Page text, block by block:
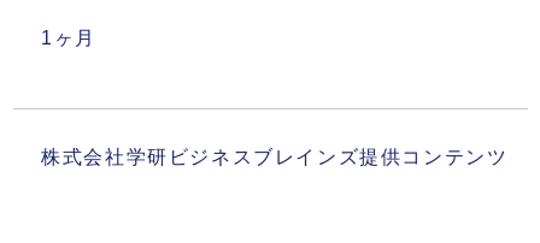
1ヶ月
株式会社学研ビジネスブレインズ提供コンテンツ